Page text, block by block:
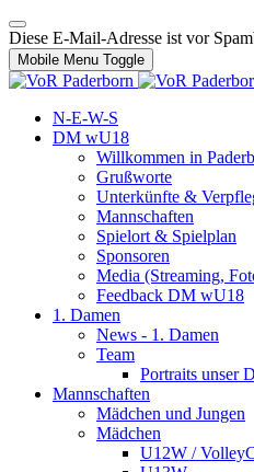
Diese E-Mail-Adresse ist vor
Mobile Menu Toggle
N-E-W-S
DM wU18
Willkommen in
Grußworte
Unterkünfte &
Mannschaften
Spielort & Spielplan
Sponsoren
Media (Streaming,
Feedback DM wU18
1. Damen
News - 1. Damen
Team
Portraits unser
Mannschaften
Mädchen und Jungen
Mädchen
U12W /